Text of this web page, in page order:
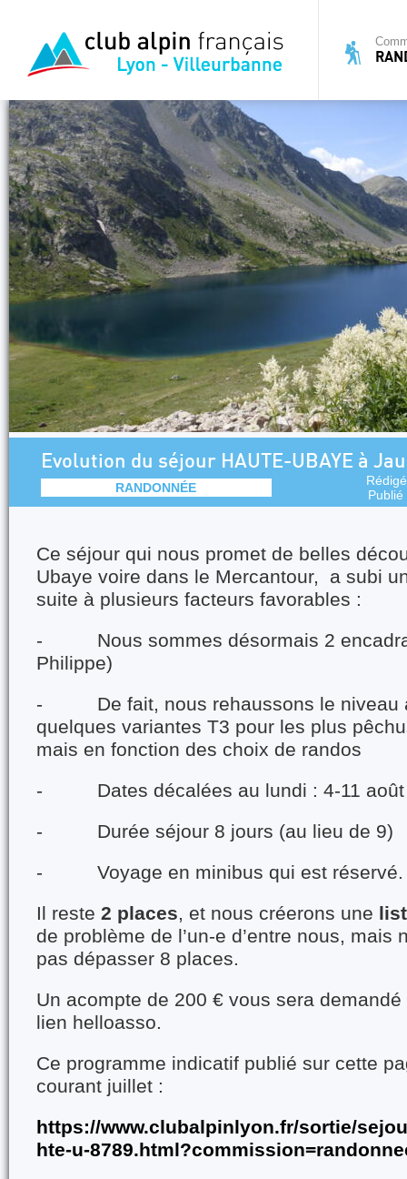
Evolution du séjour HAUTE-UBAYE à
RANDONNÉE
Ce séjour qui nous promet de belles
Ubaye voire dans le Mercantour, a subi
suite à plusieurs facteurs favorables :
- Nous sommes désormais 2
Philippe)
- De fait, nous rehaussons le niveau
quelques variantes T3 pour les plus
mais en fonction des choix de randos
- Dates décalées au lundi : 4-11 août
- Durée séjour 8 jours (au lieu de 9)
- Voyage en minibus qui est réservé.
Il reste 2 places, et nous créerons une
de problème de l’un-e d’entre nous, mais
pas dépasser 8 places.
Un acompte de 200 € vous sera demandé
lien helloasso.
Ce programme indicatif publié sur cette
courant juillet :
https://www.clubalpinlyon.fr/sortie/
hte-u-